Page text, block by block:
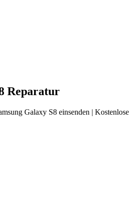
Reparatur
Galaxy S8 einsenden |